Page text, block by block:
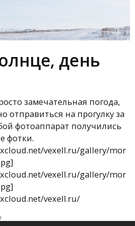
день
замечательная погода,
отправиться на прогулку за
фотоаппарат получились
фотки.
vexell.ru/gallery/mor
vexell.ru/gallery/mor
vexell.ru/